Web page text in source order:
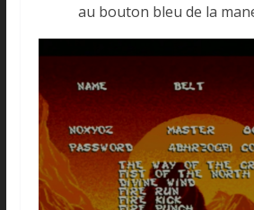
au bouton bleu de la